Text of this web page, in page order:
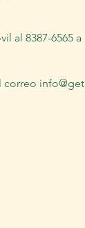
al 8387-6565
correo